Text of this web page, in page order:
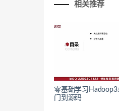
相关推荐
零基础学习
门到源码